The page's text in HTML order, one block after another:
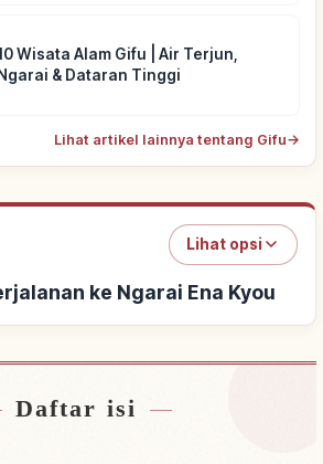
Wisata Alam Gifu | Air Terjun,
Ngarai & Dataran Tinggi
Lihat artikel lainnya tentang Gifu→
Lihat opsi
ke Ngarai Ena Kyou
dekat Ngarai Ena Kyou
Daftar isi